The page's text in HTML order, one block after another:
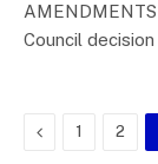
Council
Previous
1 2